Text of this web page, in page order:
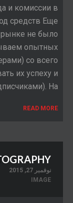
и комиссии в
средств Еще
рынке не было
опытных
со всего
их успеху и
На
READ MORE
نوفمبر 27, 2015
IMAGE